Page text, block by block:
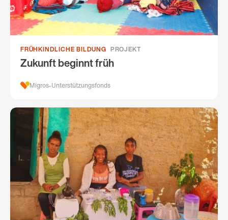
FRÜHKINDLICHE BILDUNG PROJEKT
Zukunft beginnt früh
Migros-Unterstützungsfonds